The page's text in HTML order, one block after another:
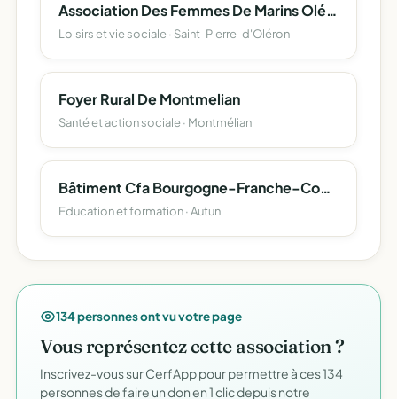
Association Des Femmes De Marins Oléronnais (A.f.m.o)
Loisirs et vie sociale · Saint-Pierre-d'Oléron
Foyer Rural De Montmelian
Santé et action sociale · Montmélian
Bâtiment Cfa Bourgogne-Franche-Comte
Education et formation · Autun
134 personnes ont vu votre page
Vous représentez cette association ?
Inscrivez-vous sur CerfApp pour permettre à ces 134
personnes de faire un don en 1 clic depuis notre